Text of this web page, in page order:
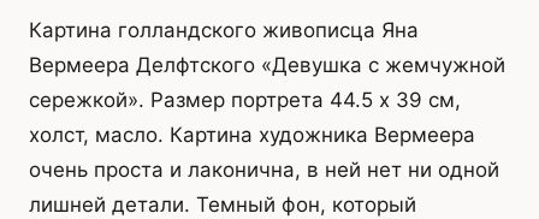
Картина голландского живописца Яна
Вермеера Делфтского «Девушка с жемчужной
сережкой». Размер портрета 44.5 x 39 см,
холст, масло. Картина художника Вермеера
очень проста и лаконична, в ней нет ни одной
лишней детали. Темный фон, который